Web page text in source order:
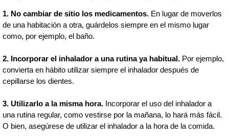
1. No cambiar de sitio los medicamentos. En lugar de moverlos
de una habitación a otra, guárdelos siempre en el mismo lugar
como, por ejemplo, el baño.
2. Incorporar el inhalador a una rutina ya habitual. Por ejemplo,
convierta en hábito utilizar siempre el inhalador después de
cepillarse los dientes.
3. Utilizarlo a la misma hora. Incorporar el uso del inhalador a
una rutina regular, como vestirse por la mañana, lo hará más fácil.
O bien, asegúrese de utilizar el inhalador a la hora de la comida.